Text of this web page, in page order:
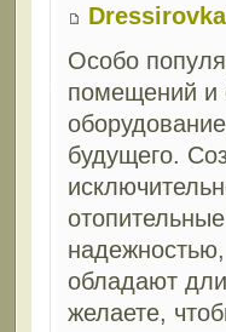
Особо
помещений и
будущего.
обладают
желаете,